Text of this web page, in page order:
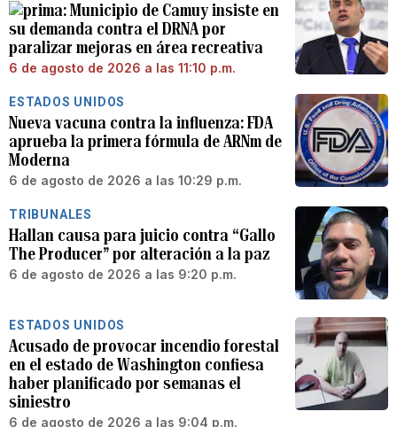
Municipio de Camuy insiste en
su demanda contra el DRNA por
paralizar mejoras en área recreativa
6 de agosto de 2026 a las 11:10 p.m.
ESTADOS UNIDOS
Nueva vacuna contra la influenza: FDA
aprueba la primera fórmula de ARNm de
Moderna
6 de agosto de 2026 a las 10:29 p.m.
TRIBUNALES
Hallan causa para juicio contra “Gallo
The Producer” por alteración a la paz
6 de agosto de 2026 a las 9:20 p.m.
ESTADOS UNIDOS
Acusado de provocar incendio forestal
en el estado de Washington confiesa
haber planificado por semanas el
siniestro
6 de agosto de 2026 a las 9:04 p.m.